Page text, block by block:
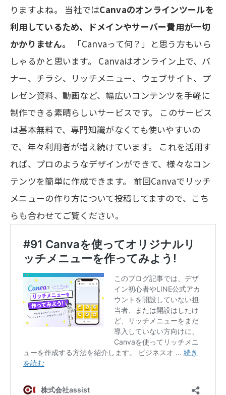
りますよね。 当社ではCanvaのオンラインツールを
利用しているため、ドメインやサーバー費用が一切
かかりません。
「Canvaって何？」と思う方もいら
しゃるかと思います。 Canvaはオンライン上で、バ
ナー、チラシ、リッチメニュー、ウェブサイト、プ
レゼン資料、動画など、幅広いコンテンツを手軽に
制作できる素晴らしいサービスです。 このサービス
は基本無料で、専門知識がなくても使いやすいの
で、年々利用者が増え続けています。 これを活用す
れば、プロのようなデザインができて、様々なコン
テンツを簡単に作成できます。 前回Canvaでリッチ
メニューの作り方について投稿してますので、こち
らも合わせてご覧ください。